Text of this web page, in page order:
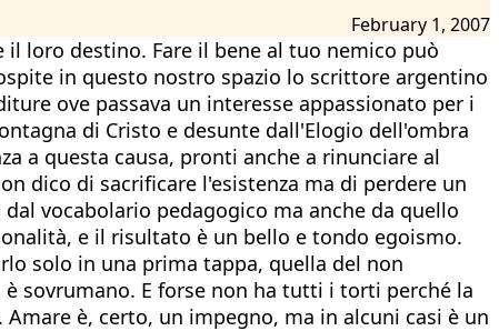
February 1, 2007
loro destino. Fare il bene al tuo nemico può
in questo nostro spazio lo scrittore argentino
ove passava un interesse appassionato per i
di Cristo e desunte dall'Elogio dell'ombra
a questa causa, pronti anche a rinunciare al
dico di sacrificare l'esistenza ma di perdere un
vocabolario pedagogico ma anche da quello
e il risultato è un bello e tondo egoismo.
solo in una prima tappa, quella del non
sovrumano. E forse non ha tutti i torti perché la
è, certo, un impegno, ma in alcuni casi è un